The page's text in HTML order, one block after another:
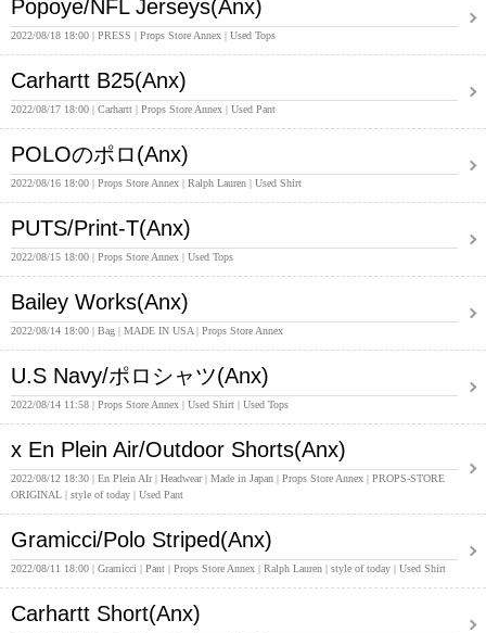
Popoye/NFL Jerseys(Anx)
2022/08/18 18:00 PRESS Props Store Annex Used Tops
Carhartt B25(Anx)
2022/08/17 18:00 Carhartt Props Store Annex Used Pant
POLOのポロ(Anx)
2022/08/16 18:00 Props Store Annex Ralph Lauren Used Shirt
PUTS/Print-T(Anx)
2022/08/15 18:00 Props Store Annex Used Tops
Bailey Works(Anx)
2022/08/14 18:00 Bag MADE IN USA Props Store Annex
U.S Navy/ポロシャツ(Anx)
2022/08/14 11:58 Props Store Annex Used Shirt Used Tops
x En Plein Air/Outdoor Shorts(Anx)
2022/08/12 18:30 En Plein AIr Headwear Made in Japan Props Store Annex
PROPS-STORE
ORIGINAL
style of today Used Pant
Gramicci/Polo Striped(Anx)
2022/08/11 18:00 Gramicci Pant Props Store Annex Ralph Lauren style of today Used Shirt
Carhartt Short(Anx)